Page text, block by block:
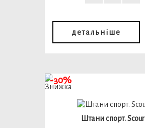
детальніше
Штани спорт. Scour
-30%